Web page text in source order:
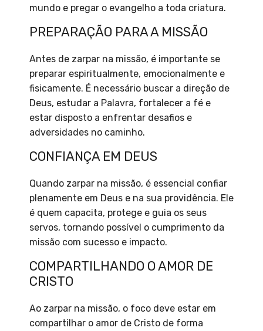
mundo e pregar o evangelho a toda criatura.
PREPARAÇÃO PARA A MISSÃO
Antes de zarpar na missão, é importante se
preparar espiritualmente, emocionalmente e
fisicamente. É necessário buscar a direção de
Deus, estudar a Palavra, fortalecer a fé e
estar disposto a enfrentar desafios e
adversidades no caminho.
CONFIANÇA EM DEUS
Quando zarpar na missão, é essencial confiar
plenamente em Deus e na sua providência. Ele
é quem capacita, protege e guia os seus
servos, tornando possível o cumprimento da
missão com sucesso e impacto.
COMPARTILHANDO O AMOR DE
CRISTO
Ao zarpar na missão, o foco deve estar em
compartilhar o amor de Cristo de forma